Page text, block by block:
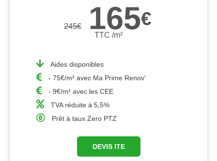
245€ 165€
TTC /m²
Aides disponibles
- 75€/m² avec Ma Prime Renov'
- 9€/m² avec les CEE
TVA réduite à 5,5%
Prêt à taux Zero PTZ
DEVIS ITE